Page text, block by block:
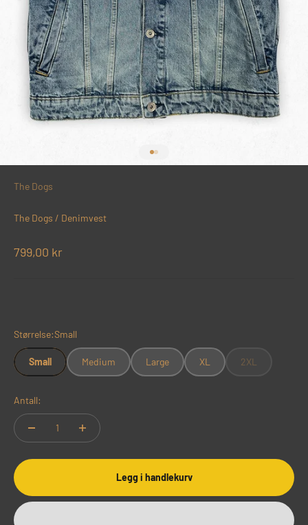
The Dogs
The Dogs / Denimvest
Salgspris
799,00 kr
Størrelse:Small
Small Medium Large XL 2XL
Antall:
Legg i handlekurv